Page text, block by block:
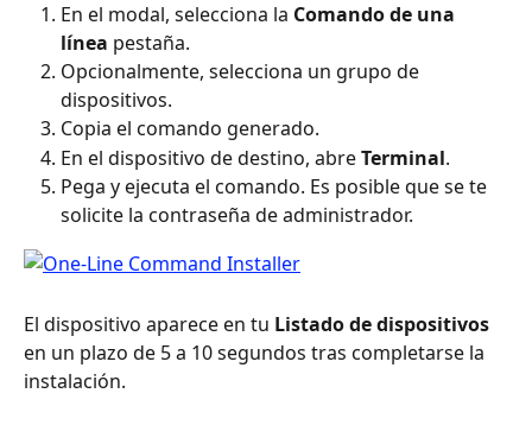
En el modal, selecciona la Comando de una
línea pestaña.
Opcionalmente, selecciona un grupo de
dispositivos.
Copia el comando generado.
En el dispositivo de destino, abre Terminal.
Pega y ejecuta el comando. Es posible que se te
solicite la contraseña de administrador.
El dispositivo aparece en tu Listado de dispositivos
en un plazo de 5 a 10 segundos tras completarse la
instalación.